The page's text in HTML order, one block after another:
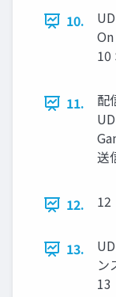
10.
10
11.
配
送
12. 12
13.
ン
13